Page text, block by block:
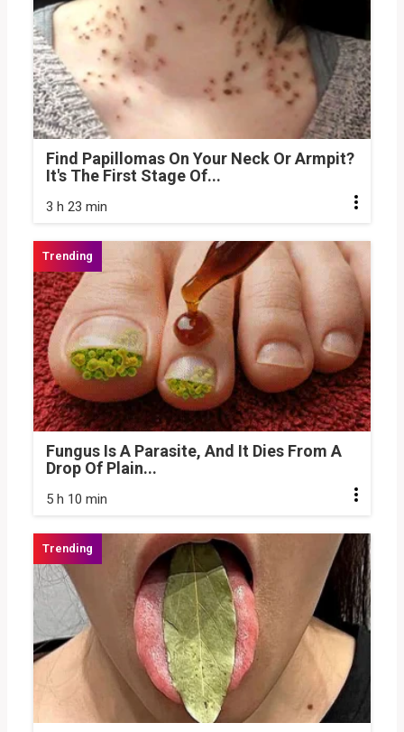
Find Papillomas On Your Neck Or Armpit?
It's The First Stage Of...
3 h 23 min
Fungus Is A Parasite, And It Dies From A
Drop Of Plain...
5 h 10 min